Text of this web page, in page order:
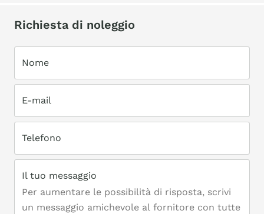
Richiesta di noleggio
Nome
E-mail
Telefono
Il tuo messaggio